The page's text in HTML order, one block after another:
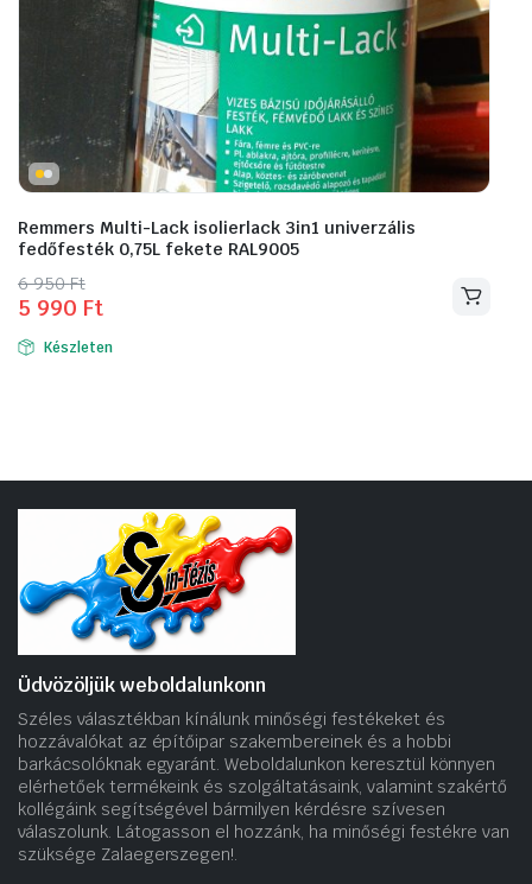
Remmers Multi-Lack isolierlack 3in1 univerzális
fedőfesték 0,75L fekete RAL9005
6 950Ft
Original
price
was:
5 990 Ft
Current
price
is: Készleten
Üdvözöljük weboldalunkonn
Széles választékban kínálunk minőségi festékeket és
hozzávalókat az építőipar szakembereinek és a hobbi
barkácsolóknak egyaránt. Weboldalunkon keresztül könnyen
elérhetőek termékeink és szolgáltatásaink, valamint szakértő
kollégáink segítségével bármilyen kérdésre szívesen
válaszolunk. Látogasson el hozzánk, ha minőségi festékre van
szüksége Zalaegerszegen!.